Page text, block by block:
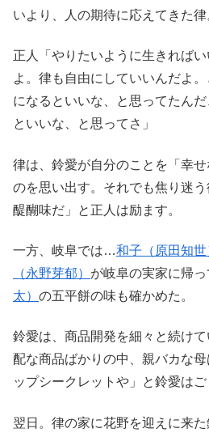
いより、人の期待に応えてきた律
正人「やりたいように生きれば
よ。律も自由にしていいんだよ
になるといいな、と思ってたん
といいな、と思ってさ」
律は、鈴愛が自分のことを「幸
のを思い出す。それでも焦り迷
醍醐味だ」と正人は励ます。
一方、岐阜では…和子（原田知世
（永野芽郁） が岐阜の実家に帰っ
太） の五平餅の味も確かめた。
鈴愛は、商品開発を細々と続け
配な商品ばかりの中、親バカな
ップシークレットや」と鈴愛はご
翌日。律の家に花野を迎えに来